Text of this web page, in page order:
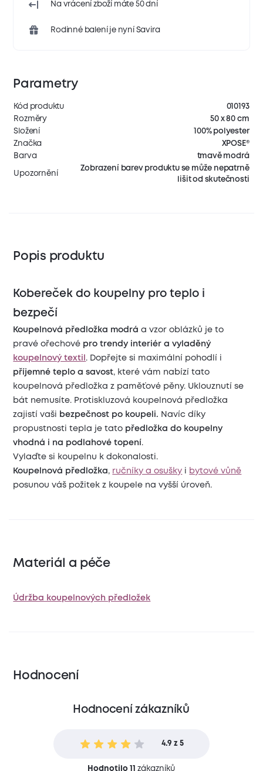
Na vrácení zboží máte 50 dní
Rodinné balení je nyní Savira
Parametry
Kód produktu
010193
Rozměry
50 x 80 cm
Složení
100% polyester
Značka
XPOSE®
Barva
tmavě modrá
Upozornění
Zobrazení barev produktu se může nepatrně
lišit od skutečnosti
Popis produktu
Kobereček do koupelny pro teplo i
bezpečí
Koupelnová předložka modráa vzor oblázků je to
pravé ořechové pro trendy interiér a vyladěný
koupelnový textil . Dopřejte si maximální pohodlí i
příjemné teplo a savost, které vám nabízí tato
koupelnová předložka z paměťové pěny. Uklouznutí se
bát nemusíte. Protiskluzová koupelnová předložka
zajistí vaši
bezpečnost po koupeli. Navíc díky
propustnosti tepla je tato předložka do koupelny
vhodná i na podlahové topení .
Vylaďte si koupelnu k dokonalosti.
Koupelnová předložka , ručníky a osušky
bytové vůně
posunou váš požitek z koupele na vyšší úroveň.
Materiál a péče
Údržba koupelnových předložek
Hodnocení
Hodnocení zákazníků
4.9 z 5
Hodnotilo 11 zákazníků